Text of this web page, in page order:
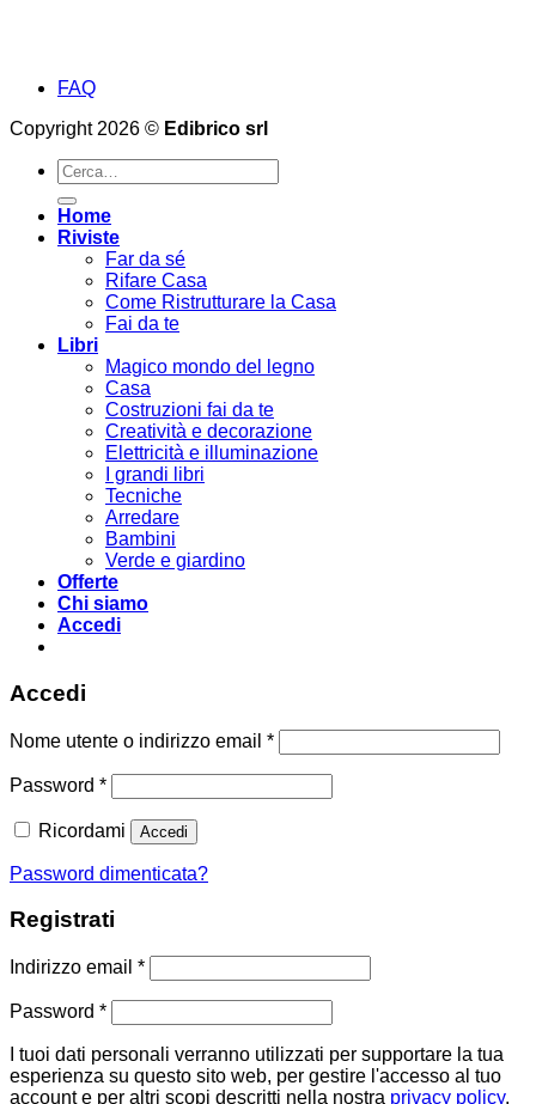
FAQ
Copyright 2026 © Edibrico srl
Cerca:
Home
Riviste
Far da sé
Rifare Casa
Come Ristrutturare la Casa
Fai da te
Libri
Magico mondo del legno
Casa
Costruzioni fai da te
Creatività e decorazione
Elettricità e illuminazione
I grandi libri
Tecniche
Arredare
Bambini
Verde e giardino
Offerte
Chi siamo
Accedi
Accedi
Nome utente o indirizzo email *Richiesto
Password *Richiesto
Ricordami Accedi
Password dimenticata?
Registrati
Indirizzo email *Richiesto
Password *Richiesto
I tuoi dati personali verranno utilizzati per supportare la tua
esperienza su questo sito web, per gestire l'accesso al tuo
account e per altri scopi descritti nella nostra privacy policy.